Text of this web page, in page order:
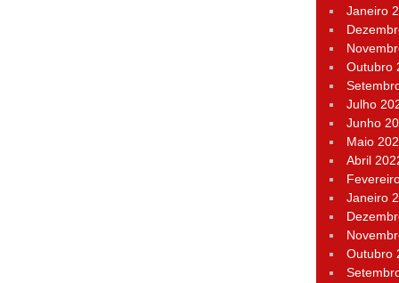
Janeiro
Outubro
Julho
Junho
Maio
Abril
Janeiro
Outubro